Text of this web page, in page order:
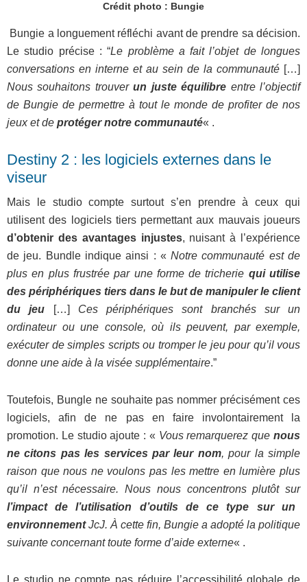
Crédit photo : Bungie
Bungie a longuement réfléchi avant de prendre sa décision.
Le studio précise : “Le problème a fait l’objet de longues
conversations en interne et au sein de la communauté […]
Nous souhaitons trouverun juste équilibre entre l’objectif
de Bungie de permettre à tout le monde de profiter de nos
jeux et de protéger notre communauté« .
Destiny 2 : les logiciels externes dans le
viseur
Mais le studio compte surtout s’en prendre à ceux qui
utilisent des logiciels tiers permettant aux mauvais joueurs
d’obtenir des avantages injustes, nuisant à l’expérience
de jeu. Bundle indique ainsi : «Notre communauté est de
plus en plus frustrée par une forme de tricherie qui utilise
des périphériques tiers dans le but de manipuler le client
du jeu
[…] Ces périphériques sont branchés sur un
ordinateur ou une console, où ils peuvent, par exemple,
exécuter de simples scripts ou tromper le jeu pour qu’il vous
donne une aide à la visée supplémentaire.”
Toutefois, Bungle ne souhaite pas nommer précisément ces
logiciels, afin de ne pas en faire involontairement la
promotion. Le studio ajoute : « Vous remarquerez que nous
ne citons pas les services par leur nom, pour la simple
raison que nous ne voulons pas les mettre en lumière plus
qu’il n’est nécessaire. Nous nous concentrons plutôt sur
l’impact de l’utilisation d’outils de ce type sur un
environnementJcJ. À cette fin, Bungie a adopté la politique
suivante concernant toute forme d’aide externe« .